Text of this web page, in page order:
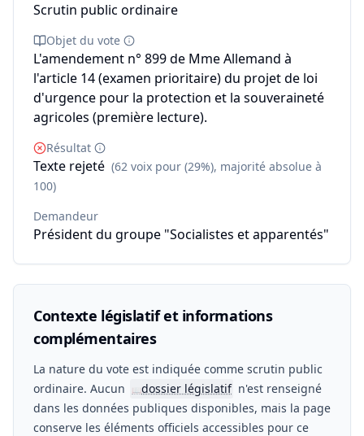
Scrutin public ordinaire
Objet du vote
L'amendement n° 899 de Mme Allemand à
l'article 14 (examen prioritaire) du projet de loi
d'urgence pour la protection et la souveraineté
agricoles (première lecture).
Résultat
Texte rejeté (62 voix pour (29%), majorité absolue à
100)
Demandeur
Président du groupe "Socialistes et apparentés"
Contexte législatif et informations
complémentaires
La nature du vote est indiquée comme scrutin public
ordinaire. Aucun
📖dossier législatif n'est renseigné
dans les données publiques disponibles, mais la page
conserve les éléments officiels accessibles pour ce